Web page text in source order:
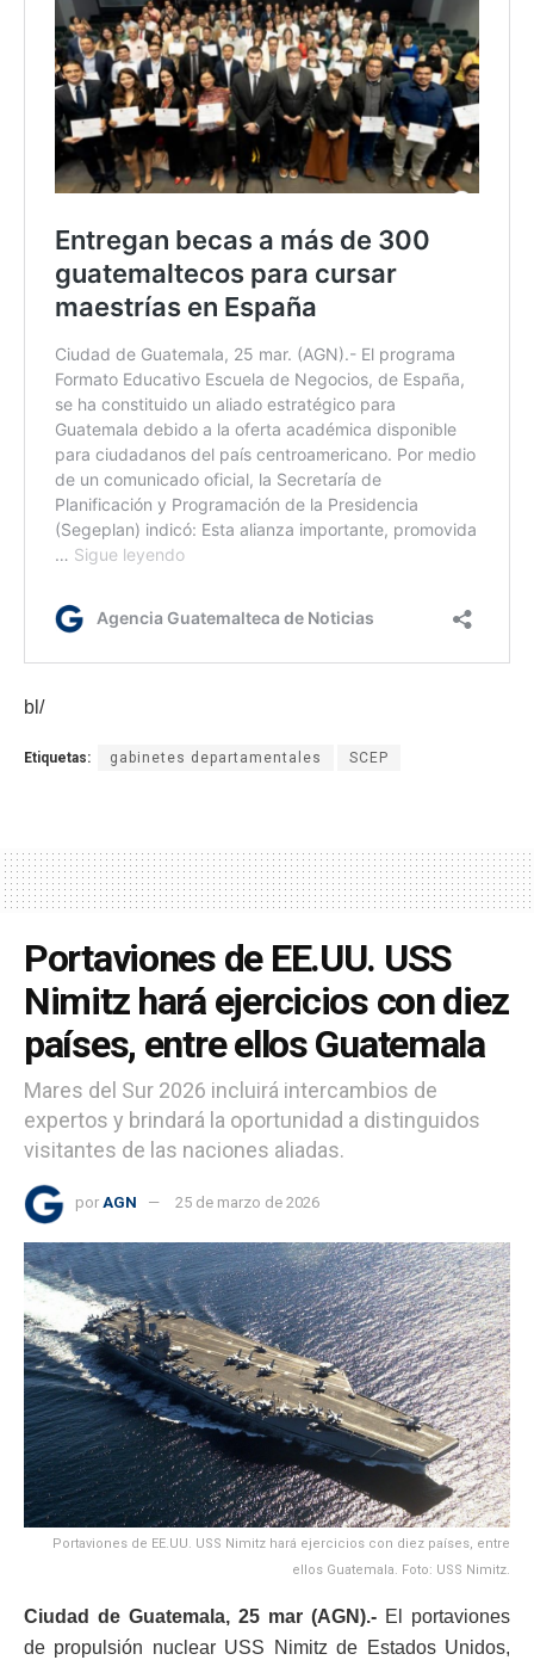
bl/
Etiquetas: gabinetes departamentales SCEP
Portaviones de EE.UU. USS
Nimitz hará ejercicios con diez
países, entre ellos Guatemala
Mares del Sur 2026 incluirá intercambios de
expertos y brindará la oportunidad a distinguidos
visitantes de las naciones aliadas.
por AGN 25 de marzo de 2026
Portaviones de EE.UU. USS Nimitz hará ejercicios con diez países, entre
ellos Guatemala. Foto: USS Nimitz.
Ciudad de Guatemala, 25 mar (AGN).- El portaviones
de propulsión nuclear USS Nimitz de Estados Unidos,